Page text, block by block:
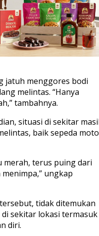
jatuh menggores bodi
melintas. “Hanya
tambahnya.
situasi di sekitar
baik sepeda
merah, terus puing dari
ungkap
tidak ditemukan
sekitar lokasi termasuk
diri.